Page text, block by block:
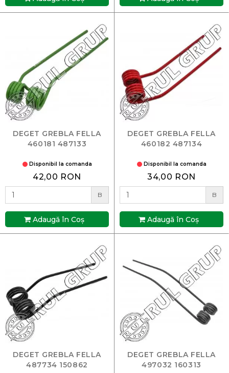
DEGET GREBLA FELLA
460181 487133
Disponibil la comanda
42,00 RON
B
Adaugă în Coş
DEGET GREBLA FELLA
460182 487134
Disponibil la comanda
34,00 RON
B
Adaugă în Coş
DEGET GREBLA FELLA
487734 150862
DEGET GREBLA FELLA
497032 160313